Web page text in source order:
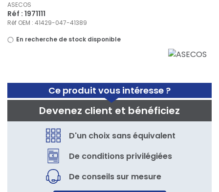
Ce produit vous intéresse ?
Devenez client et bénéficiez
D'un choix sans équivalent
De conditions privilégiées
De conseils sur mesure
ASECOS
Réf : 1971111
Réf OEM : 41429-047-41389
En recherche de stock disponible